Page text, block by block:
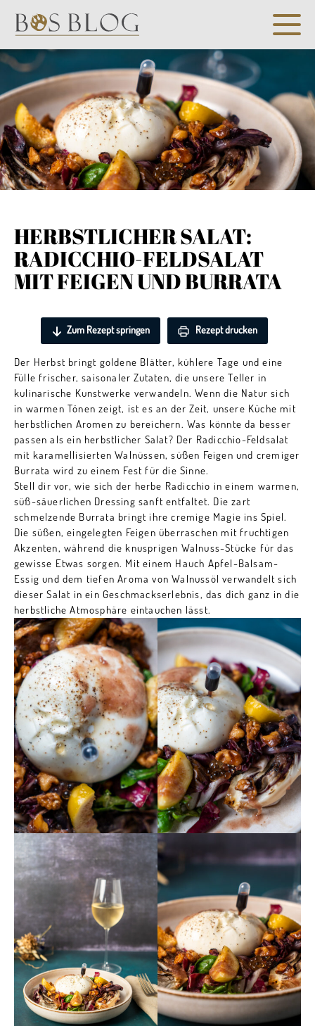
HERBSTLICHER SALAT:
RADICCHIO-FELDSALAT
MIT FEIGEN UND BURRATA
Zum Rezept springen Rezept drucken
Der Herbst bringt goldene Blätter, kühlere Tage und eine
Fülle frischer, saisonaler Zutaten, die unsere Teller in
kulinarische Kunstwerke verwandeln. Wenn die Natur sich
in warmen Tönen zeigt, ist es an der Zeit, unsere Küche mit
herbstlichen Aromen zu bereichern. Was könnte da besser
passen als ein herbstlicher Salat? Der Radicchio-Feldsalat
mit karamellisierten Walnüssen, süßen Feigen und cremiger
Burrata wird zu einem Fest für die Sinne.
Stell dir vor, wie sich der herbe Radicchio in einem warmen,
süß-säuerlichen Dressing sanft entfaltet. Die zart
schmelzende Burrata bringt ihre cremige Magie ins Spiel.
Die süßen, eingelegten Feigen überraschen mit fruchtigen
Akzenten, während die knusprigen Walnuss-Stücke für das
gewisse Etwas sorgen. Mit einem Hauch Apfel-Balsam-
Essig und dem tiefen Aroma von Walnussöl verwandelt sich
dieser Salat in ein Geschmackserlebnis, das dich ganz in die
herbstliche Atmosphäre eintauchen lässt.